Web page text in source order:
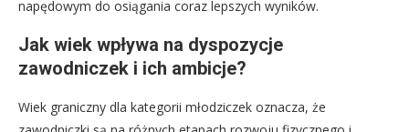
napędowym do osiągania coraz lepszych wyników.
Jak wiek wpływa na dyspozycje
zawodniczek i ich ambicje?
Wiek graniczny dla kategorii młodziczek oznacza, że